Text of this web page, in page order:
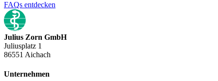
FAQs entdecken
Julius Zorn GmbH
Juliusplatz 1
86551 Aichach
Unternehmen